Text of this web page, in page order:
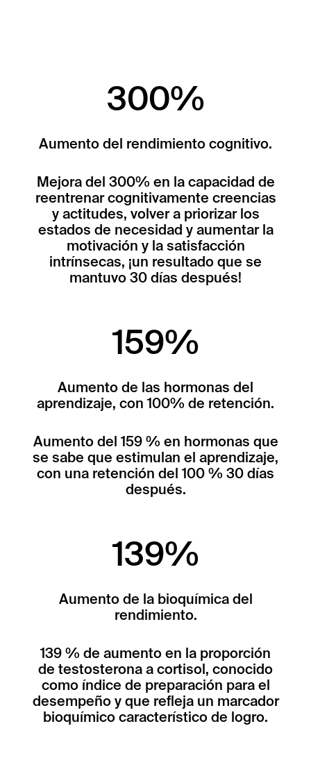
300%
Aumento del rendimiento cognitivo.
Mejora del 300% en la capacidad de
reentrenar cognitivamente creencias
y actitudes, volver a priorizar los
estados de necesidad y aumentar la
motivación y la satisfacción
intrínsecas, ¡un resultado que se
mantuvo 30 días después!
159%
Aumento de las hormonas del
aprendizaje, con 100% de retención.
Aumento del 159 % en hormonas que
se sabe que estimulan el aprendizaje,
con una retención del 100 % 30 días
después.
139%
Aumento de la bioquímica del
rendimiento.
139 % de aumento en la proporción
de testosterona a cortisol, conocido
como índice de preparación para el
desempeño y que refleja un marcador
bioquímico característico de logro.